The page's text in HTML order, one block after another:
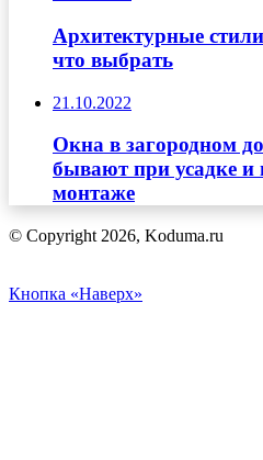
Архитектурные
что выбрать
21.10.2022
Окна в загородном
бывают при усадке и
монтаже
© Copyright 2026, Koduma.ru
Кнопка «Наверх»